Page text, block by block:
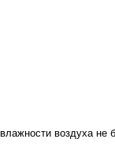
воздуха не